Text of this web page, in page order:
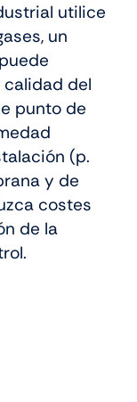
utilice
un
del
punto de
(p.
y de
costes
de la